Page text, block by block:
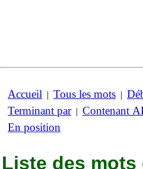
Accueil | Tous les mots |
Terminant par| Contenant
En position
Liste des